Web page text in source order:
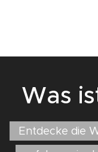
Was
Entdecke die